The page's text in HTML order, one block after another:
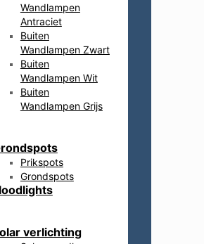
Wandlampen
Antraciet
Buiten
Wandlampen Zwart
Buiten
Wandlampen Wit
Buiten
Wandlampen Grijs
Prikspots
Grondspots
verlichting